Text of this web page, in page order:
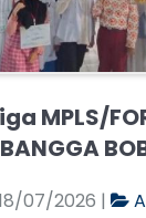
MPLS/
07/2026 |